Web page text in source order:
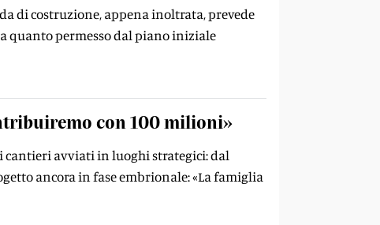
di costruzione, appena inoltrata, prevede
quanto permesso dal piano iniziale
con 100 milioni»
cantieri avviati in luoghi strategici: dal
ancora in fase embrionale: «La famiglia